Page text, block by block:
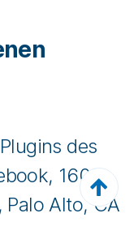
des
1601
Palo Alto, CA
